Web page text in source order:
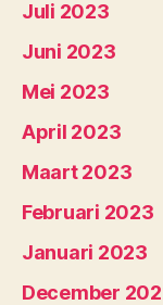
Juli 2023
Juni 2023
Mei 2023
April 2023
Maart 2023
Februari 2023
Januari 2023
December